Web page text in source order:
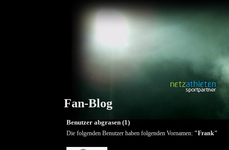
Fan-Blog
Benutzer abgrasen (1)
Die folgenden Benutzer haben folgenden Vornamen: "Frank"